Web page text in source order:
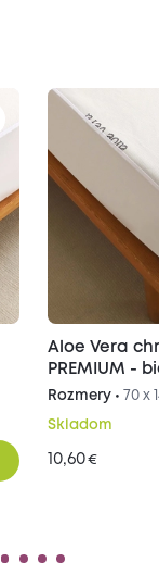
Aloe Vera
PREMIUM -
Rozmery • 70 x
Skladom
10,60€